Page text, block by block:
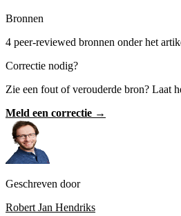
Bronnen
4 peer-reviewed bronnen onder het
Correctie nodig?
Zie een fout of verouderde bron? Laat
Meld een correctie →
Geschreven door
Robert Jan Hendriks